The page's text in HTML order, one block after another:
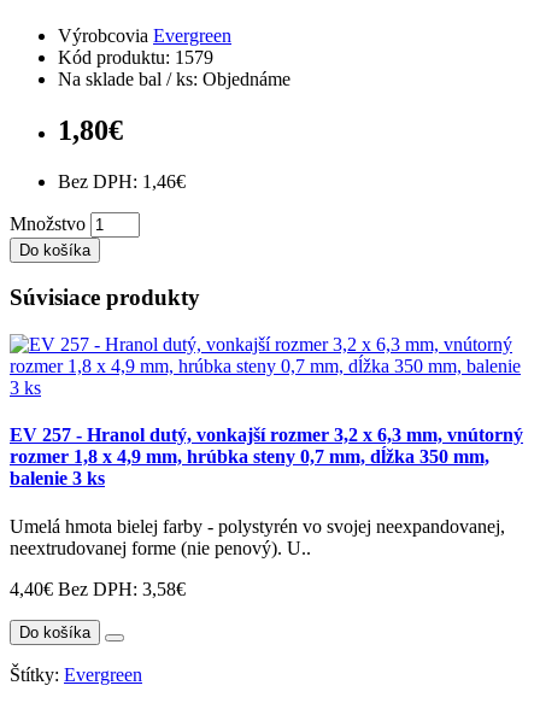
Výrobcovia Evergreen
Kód produktu: 1579
Na sklade bal / ks: Objednáme
1,80€
Bez DPH: 1,46€
Množstvo
Do košíka
Súvisiace produkty
EV 257 - Hranol dutý, vonkajší rozmer 3,2 x 6,3 mm, vnútorný
rozmer 1,8 x 4,9 mm, hrúbka steny 0,7 mm, dĺžka 350 mm,
balenie 3 ks
Umelá hmota bielej farby - polystyrén vo svojej neexpandovanej,
neextrudovanej forme (nie penový). U..
4,40€ Bez DPH: 3,58€
Do košíka
Štítky: Evergreen